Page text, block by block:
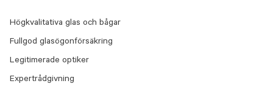
Högkvalitativa glas och bågar
Fullgod glasögonförsäkring
Legitimerade optiker
Expertrådgivning